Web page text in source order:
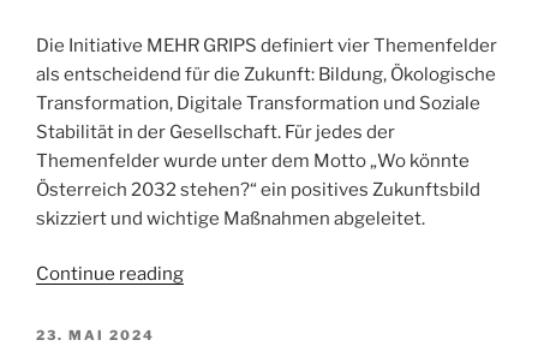
Die Initiative MEHR GRIPS definiert vier Themenfelder
als entscheidend für die Zukunft: Bildung, Ökologische
Transformation, Digitale Transformation und Soziale
Stabilität in der Gesellschaft. Für jedes der
Themenfelder wurde unter dem Motto „Wo könnte
Österreich 2032 stehen?“ ein positives Zukunftsbild
skizziert und wichtige Maßnahmen abgeleitet.
Continue reading„Eine
POSTED
23. MAI 2024